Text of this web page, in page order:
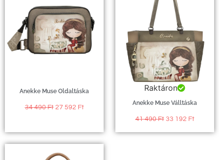
Anekke Muse Oldaltáska
34 490Ft 27 592 Ft
Raktáron
Anekke Muse Válltáska
41 490Ft 33 192 Ft